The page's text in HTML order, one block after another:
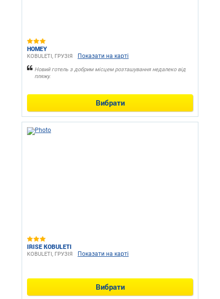
HOMEY
KOBULETI, ГРУЗІЯ Показати на карті
Новий готель з добрим місцем розташування недалеко від
пляжу.
Вибрати
IRISE KOBULETI
KOBULETI, ГРУЗІЯ Показати на карті
Вибрати